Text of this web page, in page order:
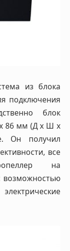
из блока
подключения
блок
86 мм (Д х Ш х
Он получил
все
на
возможностью